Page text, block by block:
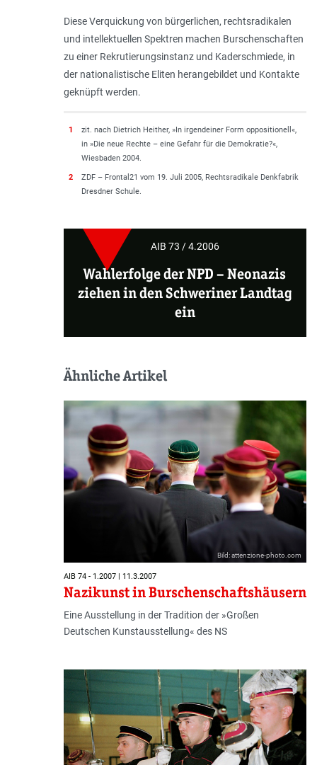
Diese Verquickung von bürgerlichen, rechtsradikalen
und intellektuellen Spektren machen Burschenschaften
zu einer Rekrutierungsinstanz und Kaderschmiede, in
der nationalistische Eliten herangebildet und Kontakte
geknüpft werden.
1
zit. nach Dietrich Heither, »In irgendeiner Form oppositionell«,
in »Die neue Rechte – eine Gefahr für die Demokratie?«,
Wiesbaden 2004.
2
ZDF – Frontal21 vom 19. Juli 2005, Rechts­ra­di­kale Denkfabrik
Dresdner Schule.
AIB 73 / 4.2006
Wahlerfolge der NPD –Neonazis
ziehen in den Schweriner Landtag
ein
Ähnliche Artikel
Bild: attenzione-photo.com
AIB 74 - 1.2007 | 11.3.2007
Nazikunst in Burschenschaftshäusern
Eine Ausstellung in der Tradition der »Großen
Deutschen Kunstausstellung« des NS